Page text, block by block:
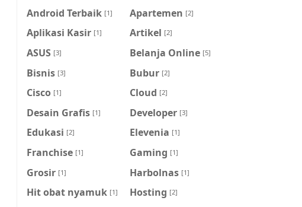
Android Terbaik [1] Apartemen [2]
Aplikasi Kasir [1] Artikel [2]
ASUS [3] Belanja Online [5]
Bisnis [3] Bubur [2]
Cisco [1] Cloud [2]
Desain Grafis [1] Developer [3]
Edukasi [2] Elevenia [1]
Franchise [1] Gaming [1]
Grosir [1] Harbolnas [1]
Hit obat nyamuk [1] Hosting [2]